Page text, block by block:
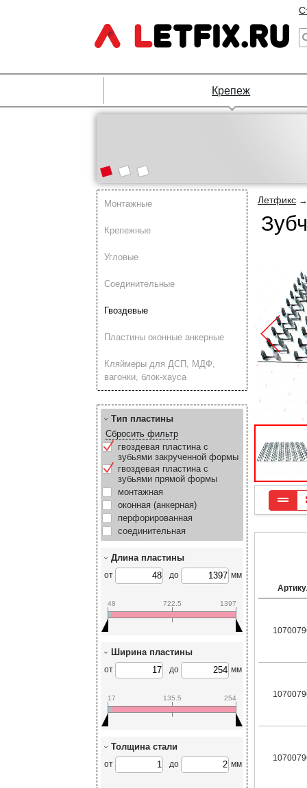
Крепеж
Монтажные
Крепежные
Угловые
Соединительные
Гвоздевые
Пластины оконные анкерные
Кляймеры для ДСП, МДФ,
вагонки, блок-хауса
Тип пластины
Сбросить фильтр
гвоздевая пластина с
зубьями закрученной формы
гвоздевая пластина с
зубьями прямой формы
монтажная
оконная (анкерная)
перфорированная
соединительная
Длина пластины
от до мм
48 722.5 1397
Ширина пластины
от до мм
17 135.5 254
Толщина стали
от до мм
Летфикс